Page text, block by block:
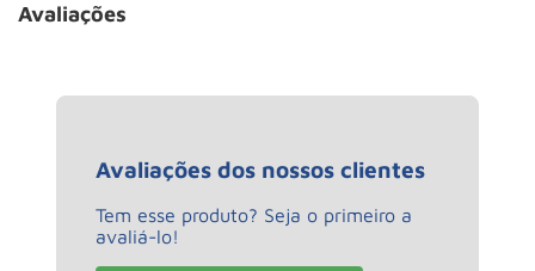
Avaliações
Avaliações dos nossos clientes
Tem esse produto? Seja o primeiro a
avaliá-lo!